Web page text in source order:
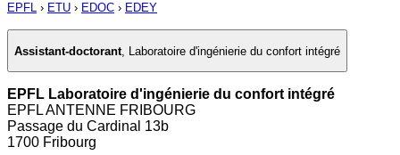
EPFL › ETU › EDOC › EDEY
Assistant-doctorant Laboratoire d'ingénierie du confort intégré
EPFL Laboratoire d'ingénierie du confort intégré
EPFL ANTENNE FRIBOURG
Passage du Cardinal 13b
1700 Fribourg